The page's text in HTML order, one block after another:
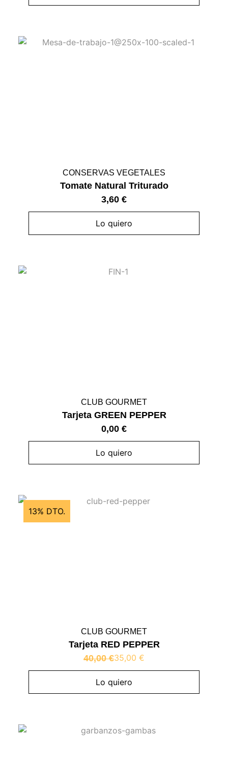
CONSERVAS VEGETALES
Tomate Natural Triturado
3,60 €
Lo quiero
CLUB GOURMET
Tarjeta GREEN PEPPER
0,00 €
Lo quiero
13% DTO.
CLUB GOURMET
Tarjeta RED PEPPER
40,00€35,00 €
Lo quiero